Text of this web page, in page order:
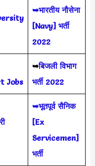
➥भारतीय नौसेना
[Navy] भर्ती
2022
Jobs
➥बिजली विभाग
भर्ती 2022
➥भूतपूर्व सैनिक
[Ex
Servicemen]
भर्ती